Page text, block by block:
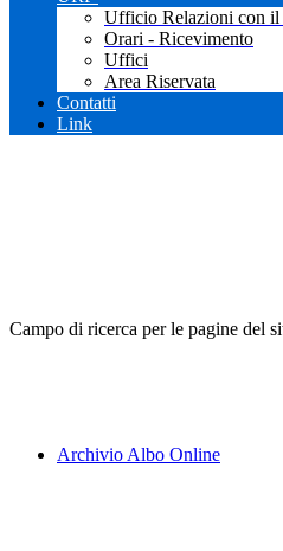
Ufficio Relazioni con il
Orari - Ricevimento
Uffici
Area Riservata
Contatti
Link
Campo di ricerca per le pagine del
Archivio Albo Online